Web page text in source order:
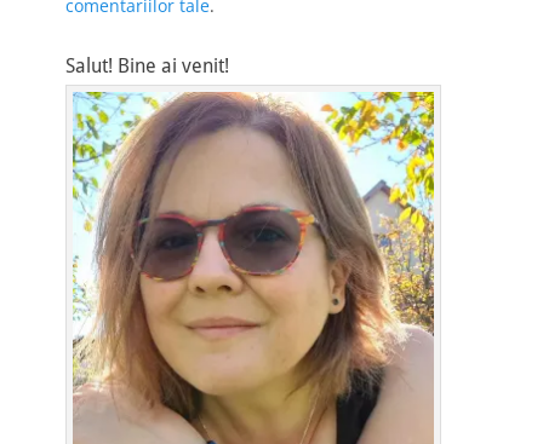
comentariilor tale.
Salut! Bine ai venit!